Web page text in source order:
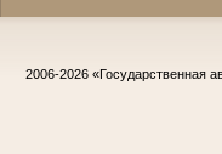
2006-2026 «Государственная